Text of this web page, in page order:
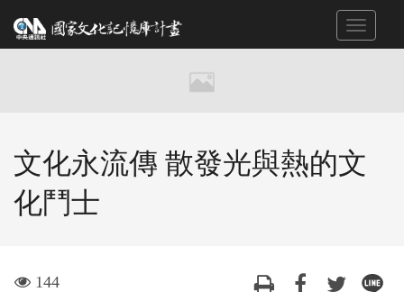
到
Toggle
文化永流傳 散發光與熱的文
化鬥士
visit
144